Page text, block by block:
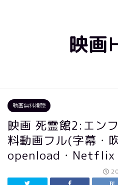
映画
動画無料視聴
映画 死霊館2:エン
料動画フル(字幕・
openload・Netflix